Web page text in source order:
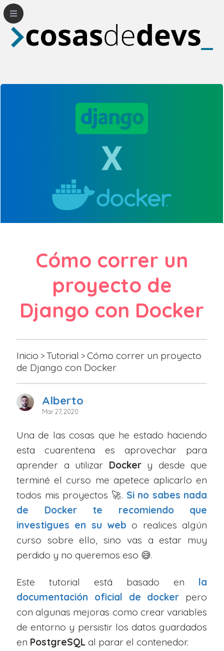
Cómo correr un
proyecto de
Django con Docker
Inicio > Tutorial > Cómo correr un proyecto
de Django con Docker
Alberto
Mar 27, 2020
Una de las cosas que he estado haciendo
esta cuarentena es aprovechar para
aprender a utilizar Docker y desde que
terminé el curso me apetece aplicarlo en
todos mis proyectos 🚀. Si no sabes nada
de Docker te recomiendo que
investigues en su web o realices algún
curso sobre ello, sino vas a estar muy
perdido y no queremos eso 😅.
Este tutorial está basado en la
documentación oficial de docker pero
con algunas mejoras como crear variables
de entorno y persistir los datos guardados
en PostgreSQL al parar el contenedor.